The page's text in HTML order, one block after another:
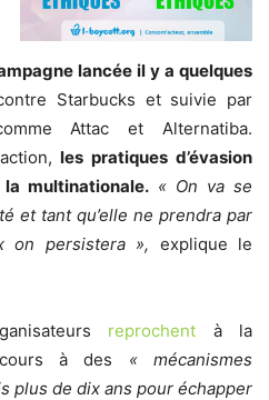
lancée il y a quelques
Starbucks et suivie par
Attac et Alternatiba.
les pratiques d’évasion
multinationale. « On va se
et tant qu’elle ne prendra par
on persistera », explique le
reprochent à la
à des « mécanismes
plus de dix ans pour échapper